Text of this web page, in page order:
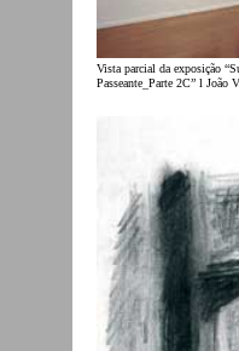
Vista parcial da exposição
Passeante_Parte 2C” l João